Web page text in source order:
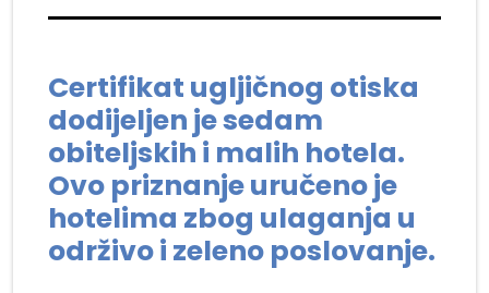
Certifikat ugljičnog otiska
dodijeljen je sedam
obiteljskih i malih hotela.
Ovo priznanje uručeno je
hotelima zbog ulaganja u
održivo i zeleno poslovanje.